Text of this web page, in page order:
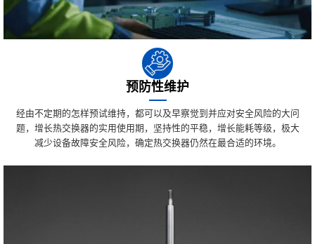
预防性维护
经由不定期的怎样预试维持，都可以及早察觉到并应对安全风险的大问
题，增长热交换器的实用使用期，坚持性的平稳，增长能耗等级，极大
减少设备故障安全风险，确定热交换器仍然在最合适的环境。